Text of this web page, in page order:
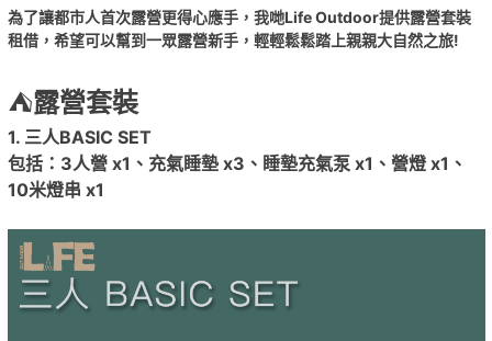
為了讓都市人首次露營更得心應手，我哋Life Outdoor提供露營套裝
租借，希望可以幫到一眾露營新手，輕輕鬆鬆踏上親親大自然之旅!
⛺露營套裝
1. 三人BASIC SET
包括： 3人營x1 、充氣睡墊x3 、睡墊充氣泵x1 、營燈x1 、
10米燈串 x1